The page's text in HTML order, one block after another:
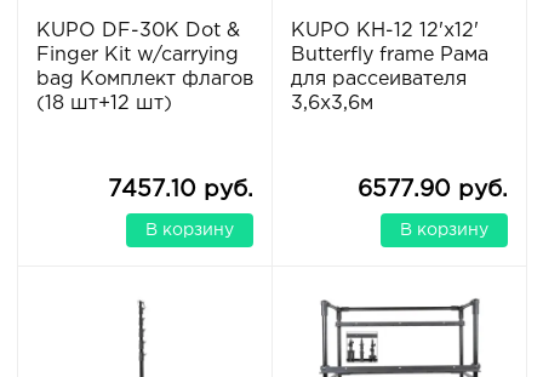
KUPO DF-30K Dot &
Finger Kit w/carrying
bag Комплект флагов
(18 шт+12 шт)
7457.10 руб.
В корзину
KUPO KH-12 12'x12'
Butterfly frame Рама
для рассеивателя
3,6х3,6м
6577.90 руб.
В корзину